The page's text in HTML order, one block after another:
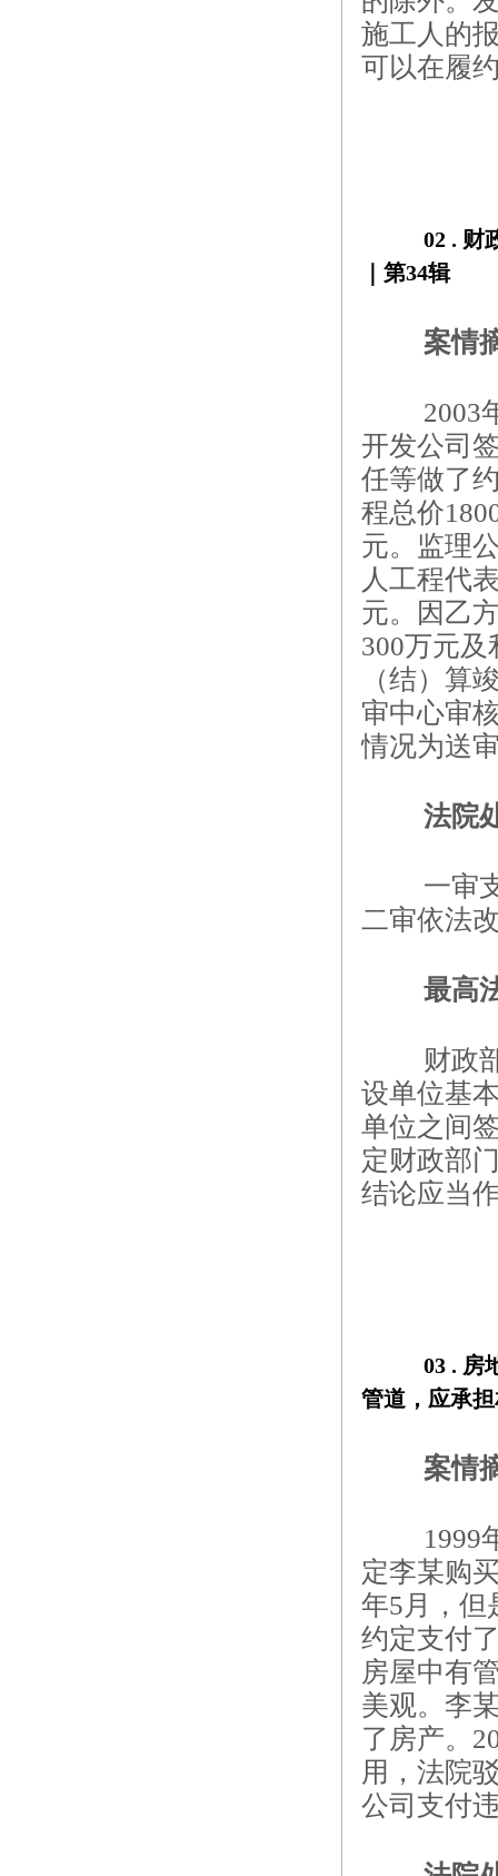
施工人的
可以在履
02 . 财
｜第34辑
案情
2003
开发公司
任等做了
程总价
元。监理
人工程代
元。因乙
300万元
（结）算
审中心审
情况为送
法院
一审
二审依法
最高
财政
设单位基
单位之间
定财政部
结论应当
03 . 房
管道，应承
案情
1999
定李某购
年5月，但
约定支付
房屋中有
美观。李
了房产。
用，法院
公司支付